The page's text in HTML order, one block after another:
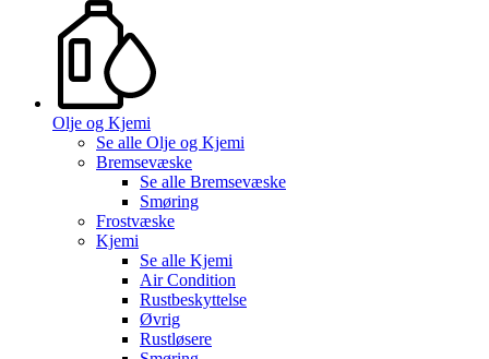
Olje og Kjemi
Se alle Olje og Kjemi
Bremsevæske
Se alle Bremsevæske
Smøring
Frostvæske
Kjemi
Se alle Kjemi
Air Condition
Rustbeskyttelse
Øvrig
Rustløsere